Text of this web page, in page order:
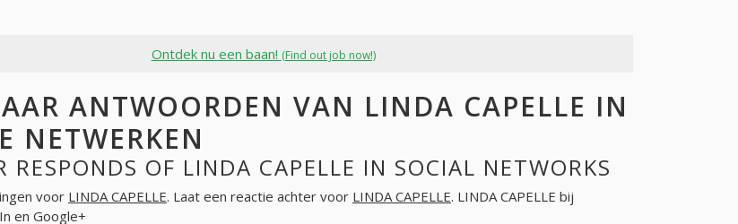
Ontdek nu een baan! (Find out job now!)
ANTWOORDEN VAN LINDA CAPELLE IN
NETWERKEN
RESPONDS OF LINDA CAPELLE IN SOCIAL NETWORKS
voor LINDA CAPELLE. Laat een reactie achter voor LINDA CAPELLE. LINDA CAPELLE bij
en Google+